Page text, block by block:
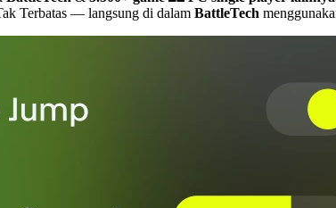
Terbatas — langsung di dalam BattleTech